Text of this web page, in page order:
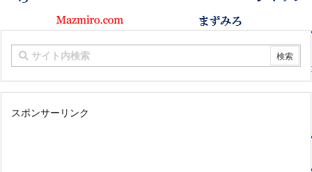
スポンサーリンク